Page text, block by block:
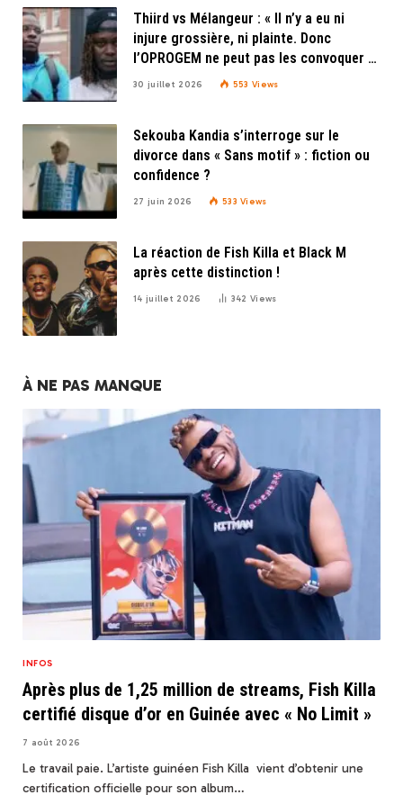
Thiird vs Mélangeur : « Il n’y a eu ni
injure grossière, ni plainte. Donc
l’OPROGEM ne peut pas les convoquer »,
explique Doudou Beny de l’OPROGEM
30 juillet 2026 553Views
Sekouba Kandia s’interroge sur le
divorce dans « Sans motif » : fiction ou
confidence ?
27 juin 2026 533Views
La réaction de Fish Killa et Black M
après cette distinction !
14 juillet 2026 342Views
À NE PAS MANQUE
INFOS
Après plus de 1,25 million de streams, Fish Killa
certifié disque d’or en Guinée avec « No Limit »
7 août 2026
Le travail paie. L’artiste guinéen Fish Killa vient d’obtenir une
certification officielle pour son album…